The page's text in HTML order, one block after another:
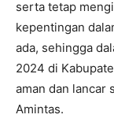
serta tetap
kepentingan
ada, sehingga
2024 di
aman dan lancar
Amintas.